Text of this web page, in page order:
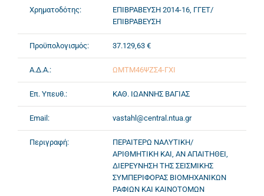
Χρηματοδότης:
ΕΠΙΒΡΑΒΕΥΣΗ 2014-16, ΓΓΕΤ/
ΕΠΙΒΡΑΒΕΥΣΗ
Προϋπολογισμός: 37.129,63 €
Α.Δ.Α.: ΩΜΤΜ46ΨΖΣ4-ΓΧΙ
Επ. Υπευθ.: ΚΑΘ. ΙΩΑΝΝΗΣ ΒΑΓΙΑΣ
Email: vastahl@central.ntua.gr
Περιγραφή:
ΠΕΡΑΙΤΕΡΩ ΝΑΛΥΤΙΚΗ/
ΑΡΙΘΜΗΤΙΚΗ ΚΑΙ, ΑΝ ΑΠΑΙΤΗΘΕΙ,
ΔΙΕΡΕΥΝΗΣΗ ΤΗΣ ΣΕΙΣΜΙΚΗΣ
ΣΥΜΠΕΡΙΦΟΡΑΣ ΒΙΟΜΗΧΑΝΙΚΩΝ
ΡΑΦΙΩΝ ΚΑΙ ΚΑΙΝΟΤΟΜΩΝ